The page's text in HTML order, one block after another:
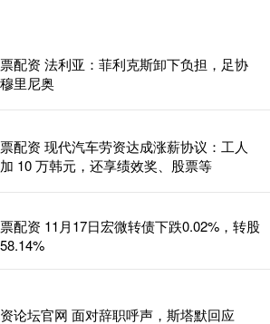
配资 法利亚：菲利克斯卸下负担，足协
里尼奥
配资 现代汽车劳资达成涨薪协议：工人
10 万韩元，还享绩效奖、股票等
配资 11月17日宏微转债下跌0.02%，转股
论坛官网 面对辞职呼声，斯塔默回应